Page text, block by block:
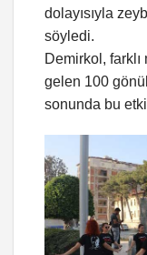
dolayısıyla
söyledi.
Demirkol,
gelen 100
sonunda bu